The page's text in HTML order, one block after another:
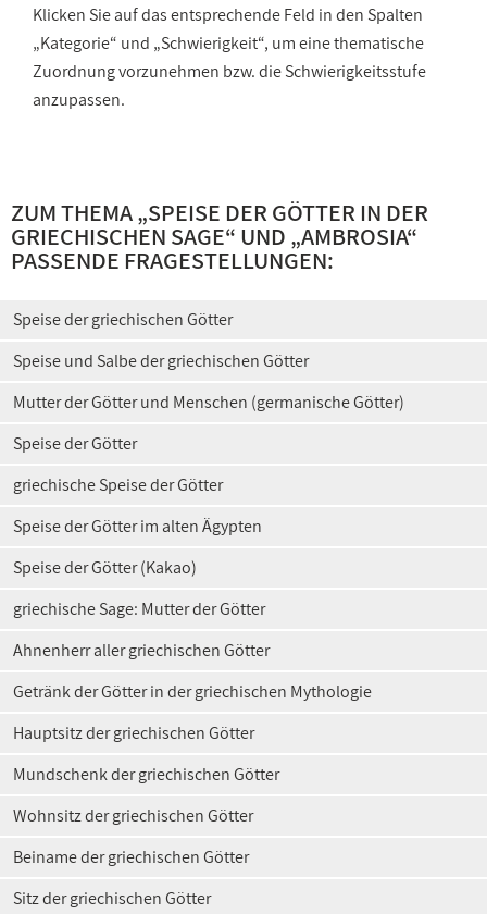
Klicken Sie auf das entsprechende Feld in den Spalten
„Kategorie“ und „Schwierigkeit“, um eine thematische
Zuordnung vorzunehmen bzw. die Schwierigkeitsstufe
anzupassen.
ZUM THEMA „SPEISE DER GÖTTER IN DER
GRIECHISCHEN SAGE“ UND „AMBROSIA“
PASSENDE FRAGESTELLUNGEN:
Speise der griechischen Götter
Speise und Salbe der griechischen Götter
Mutter der Götter und Menschen (germanische Götter)
Speise der Götter
griechische Speise der Götter
Speise der Götter im alten Ägypten
Speise der Götter (Kakao)
griechische Sage: Mutter der Götter
Ahnenherr aller griechischen Götter
Getränk der Götter in der griechischen Mythologie
Hauptsitz der griechischen Götter
Mundschenk der griechischen Götter
Wohnsitz der griechischen Götter
Beiname der griechischen Götter
Sitz der griechischen Götter